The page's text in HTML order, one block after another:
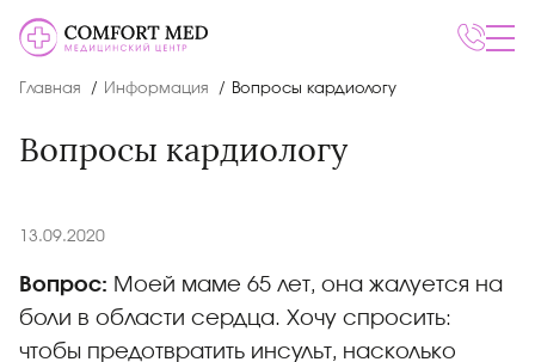
Главная Информация Вопросы кардиологу
Вопросы кардиологу
13.09.2020
Вопрос: Моей маме 65 лет, она жалуется на
боли в области сердца. Хочу спросить:
чтобы предотвратить инсульт, насколько